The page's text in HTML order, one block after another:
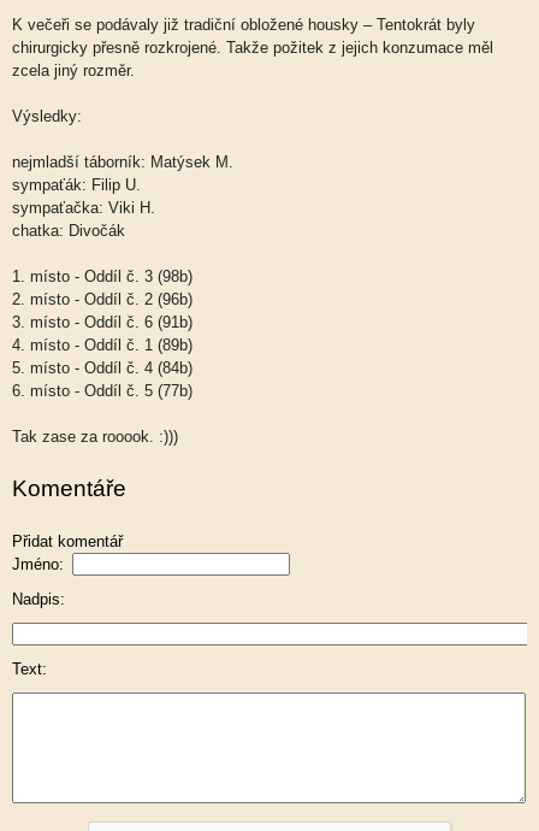
K večeři se podávaly již tradiční obložené housky – Tentokrát byly
chirurgicky přesně rozkrojené. Takže požitek z jejich konzumace měl
zcela jiný rozměr.
Výsledky:
nejmladší táborník: Matýsek M.
sympaťák: Filip U.
sympaťačka: Viki H.
chatka: Divočák
1. místo - Oddíl č. 3 (98b)
2. místo - Oddíl č. 2 (96b)
3. místo - Oddíl č. 6 (91b)
4. místo - Oddíl č. 1 (89b)
5. místo - Oddíl č. 4 (84b)
6. místo - Oddíl č. 5 (77b)
Tak zase za rooook. :)))
Komentáře
Přidat komentář
Jméno:
Nadpis:
Text: